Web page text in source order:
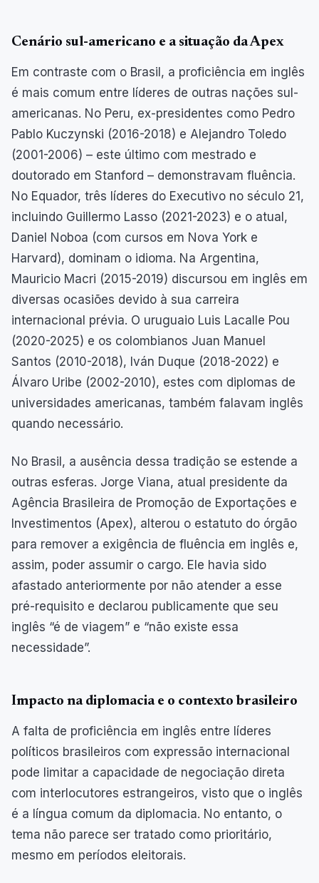
Cenário sul-americano e a situação da Apex
Em contraste com o Brasil, a proficiência em inglês
é mais comum entre líderes de outras nações sul-
americanas. No Peru, ex-presidentes como Pedro
Pablo Kuczynski (2016-2018) e Alejandro Toledo
(2001-2006) – este último com mestrado e
doutorado em Stanford – demonstravam fluência.
No Equador, três líderes do Executivo no século 21,
incluindo Guillermo Lasso (2021-2023) e o atual,
Daniel Noboa (com cursos em Nova York e
Harvard), dominam o idioma. Na Argentina,
Mauricio Macri (2015-2019) discursou em inglês em
diversas ocasiões devido à sua carreira
internacional prévia. O uruguaio Luis Lacalle Pou
(2020-2025) e os colombianos Juan Manuel
Santos (2010-2018), Iván Duque (2018-2022) e
Álvaro Uribe (2002-2010), estes com diplomas de
universidades americanas, também falavam inglês
quando necessário.
No Brasil, a ausência dessa tradição se estende a
outras esferas. Jorge Viana, atual presidente da
Agência Brasileira de Promoção de Exportações e
Investimentos (Apex), alterou o estatuto do órgão
para remover a exigência de fluência em inglês e,
assim, poder assumir o cargo. Ele havia sido
afastado anteriormente por não atender a esse
pré-requisito e declarou publicamente que seu
inglês “é de viagem” e “não existe essa
necessidade”.
Impacto na diplomacia e o contexto brasileiro
A falta de proficiência em inglês entre líderes
políticos brasileiros com expressão internacional
pode limitar a capacidade de negociação direta
com interlocutores estrangeiros, visto que o inglês
é a língua comum da diplomacia. No entanto, o
tema não parece ser tratado como prioritário,
mesmo em períodos eleitorais.